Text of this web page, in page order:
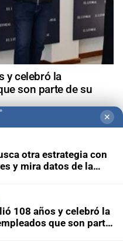
y celebró la
son parte de su
✕
otra estrategia con
y mira datos de la
108 años y celebró la
que son parte